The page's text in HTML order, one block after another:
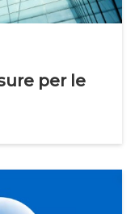
per le